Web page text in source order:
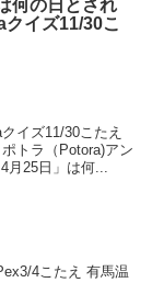
何の日とされ
イズ11/30こ
イズ11/30こたえ
トラ（Potora)アン
25日」は何...
4こたえ 有馬温